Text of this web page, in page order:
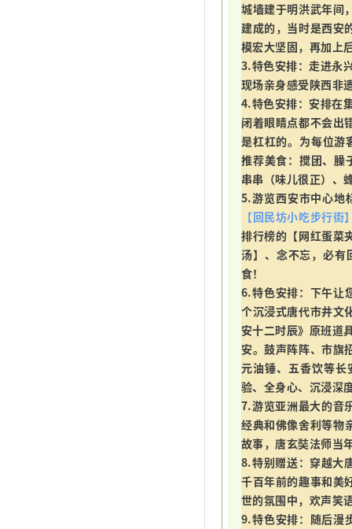
城墙建于明洪武年间
建成的，当时是西安
模宏大坚固，再加上
3.特色安排：走进永
现场亲身感受陕西非
4.特色安排：安排在
闭着眼睛点都不会出
是杠杠的。为每位游
推荐美食：搅团、
串串（味儿很正）、
5.游览西安市中心
【回民坊小吃步行街
排行榜的【网红蛋菜
汤】、念不忘，必
食！
6.特色安排：下午让
个沉浸式唐代市井文
安十二时辰》原班道
安。鼓声阵阵、市旗
元油锤、五香饮等
验、全身心、沉浸深
7.游览亚洲最大的音
经典和佛像舍利等
故事，唐玄奘法师当
8.特别赠送：穿越大
千百年前的趣事和美
世的氛围中，欢声笑
9.特色安排：随后漫